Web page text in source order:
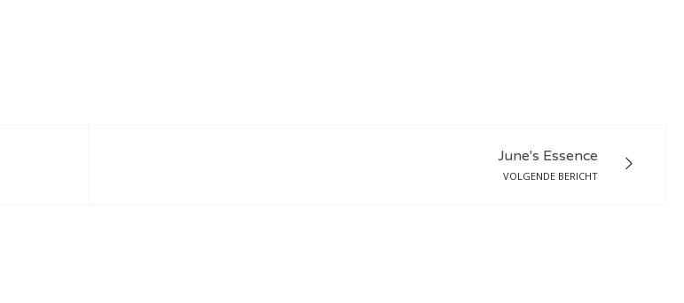
June's Essence
VOLGENDE BERICHT